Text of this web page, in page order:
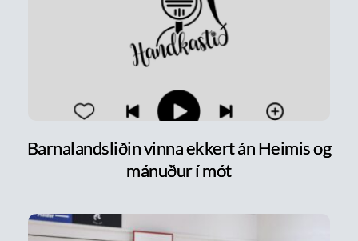
Barnalandsliðin vinna ekkert án Heimis og
mánuður í mót